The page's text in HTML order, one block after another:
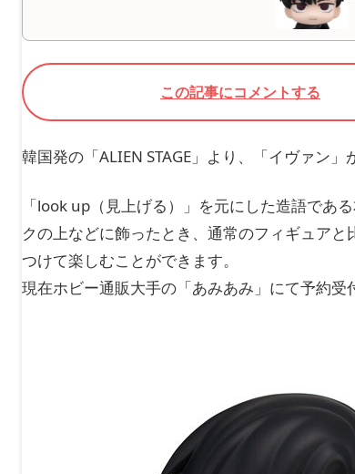
この記事にコメントする
韓国発の「ALIEN STAGE」より、「イヴァン
「look up（見上げる）」を元にした造語であ
クの上などに飾ったとき、通常のフィギュア
つけて楽しむことができます。
現在ホビー通販大手の「あみあみ」にて予約受